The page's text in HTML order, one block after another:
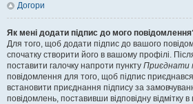
Догори
Як мені додати підпис до мого
Для того, щоб додати підпис до вашого
спочатку створити його в вашому профілі.
поставити галочку напроти пункту Приєднати
повідомлення для того, щоб підпис
встановити приєднання підпису за
повідомлень, поставивши відповідну відмітку